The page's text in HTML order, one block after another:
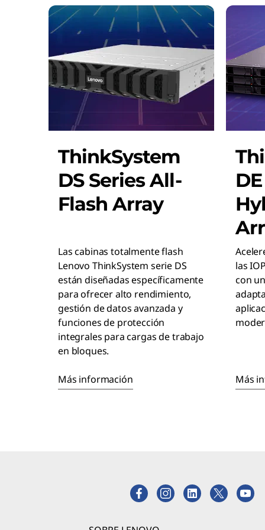
ThinkSystem
DS Series All-
Flash Array
Las cabinas totalmente flash
Lenovo ThinkSystem serie DS
están diseñadas específicamente
para ofrecer alto rendimiento,
gestión de datos avanzada y
funciones de protección
integrales para cargas de trabajo
en bloques.
Más información
las
con
Más